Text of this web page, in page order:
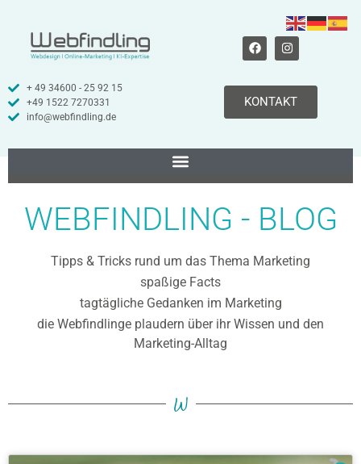
+ 49 34600 - 25 92 15
+49 1522 7270331
info@webfindling.de
KONTAKT
WEBFINDLING - BLOG
Tipps & Tricks rund um das Thema Marketing
spaßige Facts
tagtägliche Gedanken im Marketing
die Webfindlinge plaudern über ihr Wissen und den
Marketing-Alltag
W